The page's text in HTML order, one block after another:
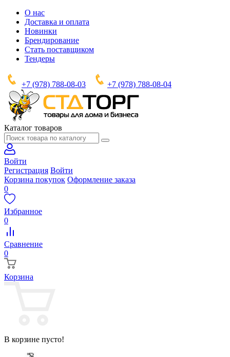
О нас
Доставка и оплата
Новинки
Брендирование
Стать поставщиком
Тендеры
+7 (978) 788-08-03 +7 (978) 788-08-04
Каталог товаров
Войти
Регистрация Войти
Корзина покупок Оформление заказа
0
Избранное
0
Сравнение
0
Корзина
В корзине пусто!